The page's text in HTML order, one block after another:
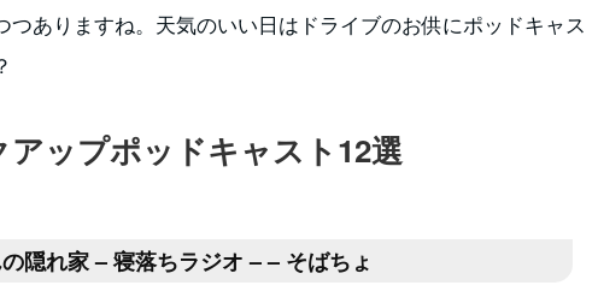
つありますね。天気のいい日はドライブのお供にポッドキャス
アップポッドキャスト12選
隠れ家 – 寝落ちラジオ – – そばちょ